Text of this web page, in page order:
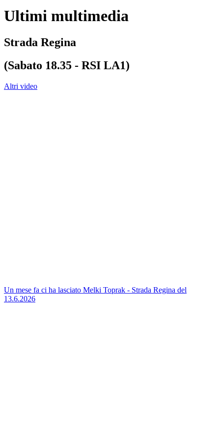
Ultimi multimedia
Strada Regina
(Sabato 18.35 - RSI LA1)
Altri video
Un mese fa ci ha lasciato Melki Toprak - Strada Regina del
13.6.2026